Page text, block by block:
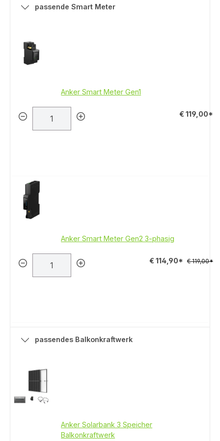
passende Smart Meter
Anker Smart Meter Gen1
€ 119,00*
Anker Smart Meter Gen2 3-phasig
€ 114,90* € 119,00*
passendes Balkonkraftwerk
Anker Solarbank 3 Speicher
Balkonkraftwerk